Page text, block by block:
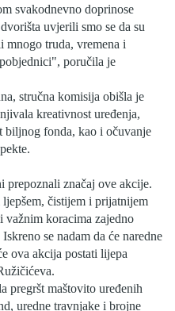
svakodnevno doprinose
uvjerili smo se da su
mnogo truda, vremena i
poručila je
stručna komisija obišla je
kreativnost uređenja,
biljnog fonda, kao i očuvanje
prepoznali značaj ove akcije.
čistijem i prijatnijem
važnim koracima zajedno
se nadam da će naredne
ova akcija postati lijepa
pregršt maštovito uređenih
uredne travnjake i brojne